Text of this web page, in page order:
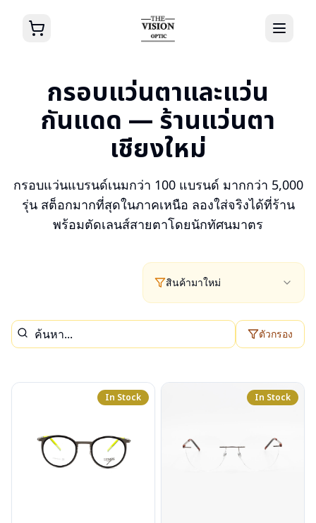
กรอบแว่นตาและแว่น
กันแดด — ร้านแว่นตา
เชียงใหม่
กรอบแว่นแบรนด์เนมกว่า 100 แบรนด์ มากกว่า 5,000
รุ่น สต็อกมากที่สุดในภาคเหนือ ลองใส่จริงได้ที่ร้าน
พร้อมตัดเลนส์สายตาโดยนักทัศนมาตร
สินค้ามาใหม่
ตัวกรอง
In Stock In Stock